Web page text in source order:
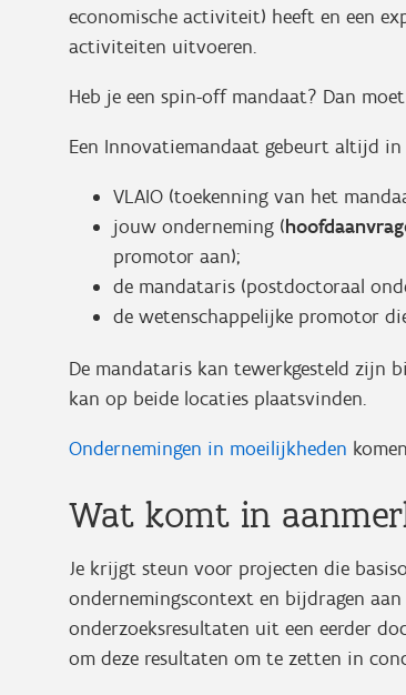
economische activiteit) heeft en een
activiteiten uitvoeren.
Heb je een spin-off mandaat? Dan
Een Innovatiemandaat gebeurt altijd
VLAIO (toekenning van het
jouw onderneming (
promotor aan);
de mandataris (postdoctoraal
de wetenschappelijke promotor
De mandataris kan tewerkgesteld zijn
kan op beide locaties plaatsvinden.
Ondernemingen in moeilijkheden
Wat komt in
Je krijgt steun voor projecten die
ondernemingscontext en bijdragen
onderzoeksresultaten uit een eerder
om deze resultaten om te zetten in